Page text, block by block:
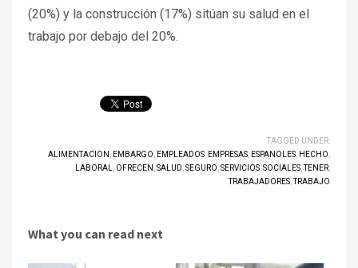
(20%) y la construcción (17%) sitúan su salud en el
trabajo por debajo del 20%.
TAGGED UNDER:
ALIMENTACION
EMBARGO EMPLEADOS EMPRESAS ESPANOLES HECHO
LABORAL
OFRECEN SALUD SEGURO SERVICIOS SOCIALES ,TENER
TRABAJADORES ,TRABAJO
What you can read next